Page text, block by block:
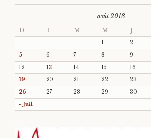
août 2018
D L M M J
« Juil
1 2
5
6 7 8 9
12
13 14 15 16
19
20 21 22 23
26
27 28 29 30